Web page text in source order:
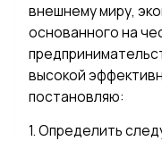
внешнему миру,
основанного на
высокой
постановляю:
1. Определить